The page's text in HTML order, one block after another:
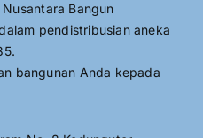
Bangun
pendistribusian aneka
bangunan Anda kepada